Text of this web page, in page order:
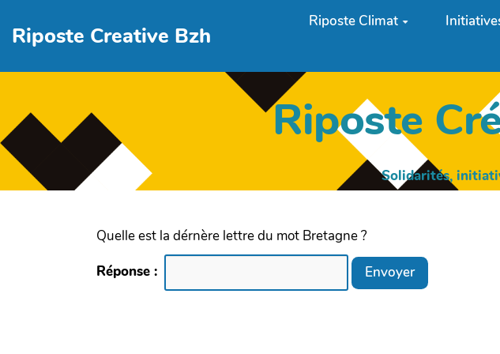
Riposte Creative Bzh
Riposte Climat
Riposte
Solidarités,
Quelle est la dérnère lettre du mot Bretagne ?
Réponse :
Envoyer